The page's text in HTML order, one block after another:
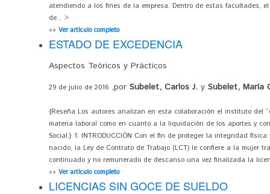
atendiendo a los fines de la empresa. Dentro de estas facultades,
de... >
»» Ver artículo completo
ESTADO DE EXCEDENCIA
Aspectos Teóricos y Prácticos
29 de julio de 2016 ,por Subelet, Carlos J. y Subelet, María
{Reseña Los autores analizan en esta colaboración el instituto del
materia laboral como en cuanto a la liquidación de los aportes y
Social.} 1. INTRODUCCIÓN Con el fin de proteger la integridad
nacido, la Ley de Contrato de Trabajo (LCT) le confiere a la mujer
continuado y no remunerado de descanso una vez finalizada la
»» Ver artículo completo
LICENCIAS SIN GOCE DE SUELDO